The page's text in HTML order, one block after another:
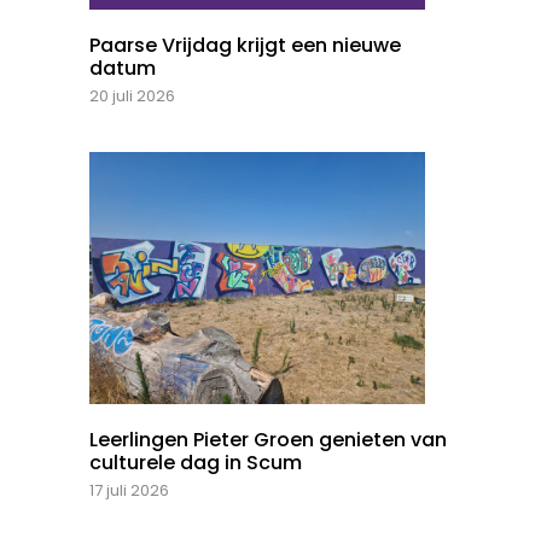
Paarse Vrijdag krijgt een nieuwe
datum
20 juli 2026
Leerlingen Pieter Groen genieten van
culturele dag in Scum
17 juli 2026